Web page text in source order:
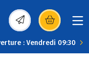
(s’ouvre dans une
: Vendredi 09:30